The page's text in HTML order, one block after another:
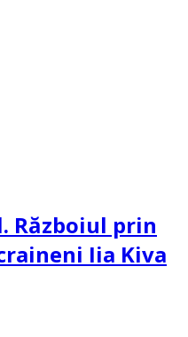
Războiul prin
Iia Kiva